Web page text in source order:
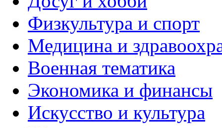
Физкультура и спорт
Медицина и
Военная тематика
Экономика и финансы
Искусство и культура